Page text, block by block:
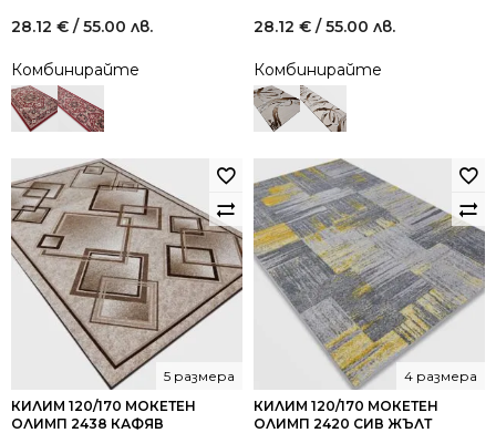
28.12 € / 55.00 лв.
Комбинирайте
28.12 € / 55.00 лв.
Комбинирайте
КИЛИМ 120/170 МОКЕТЕН
ОЛИМП 2438 КАФЯВ
5 размера
КИЛИМ 120/170 МОКЕТЕН
ОЛИМП 2420 СИВ ЖЪЛТ
4 размера